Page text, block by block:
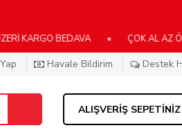
BEDAVA • ÇOK AL AZ ÖDE •
Havale Bildirim Destek
ALIŞVERİŞ